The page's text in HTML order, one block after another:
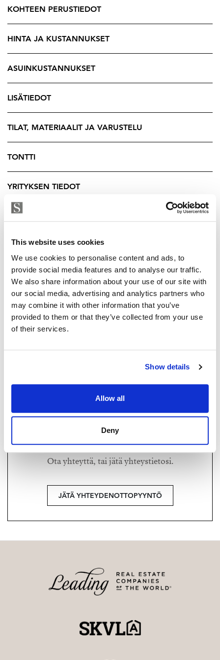
This website uses cookies
We use cookies to personalise content and ads, to
provide social media features and to analyse our traffic.
We also share information about your use of our site with
our social media, advertising and analytics partners who
may combine it with other information that you’ve
provided to them or that they’ve collected from your use
of their services.
Show details
Allow all
Deny
tuukka.hakkarainen@strand.fi
Strand Properties Brand Partner,
Tuukka Hakkarainen LKV | 3324650-9
Haluatko lisätietoja?
Ota yhteyttä, tai jätä yhteystietosi.
JÄTÄ YHTEYDENOTTOPYYNTÖ
kodinhoitohuone ja kaksi wc:tä.
Viime vuosina talossa on tehty useita remontteja, kuten
lattioiden hionta ja valkolakkaus, seinien maalaus sekä
terassin uusiminen. Valokuituyhteys takaa nopeat
nettiyhteydet, ja sähköauton latausmahdollisuus on
huomioitu.
Talo sijaitsee rauhallisella ja halutulla asuinalueella,
jossa on erinomaiset palvelut ja kulkuyhteydet. Tämä
koti on täydellinen valinta perheelle, joka arvostaa
tilaa, valoa ja viihtyisyyttä. Tartu tilaisuuteen ja tule
tutustumaan tähän ihastuttavaan kotiin!
Ylempi Kiinteistönvälittäjä, YKV LKV
Strand Properties Brand Partner
040 174 3010 – tuukka.hakkarainen@strand.fi
KOHTEEN PERUSTIEDOT
HINTA JA KUSTANNUKSET
ASUINKUSTANNUKSET
LISÄTIEDOT
TILAT, MATERIAALIT JA VARUSTELU
TONTTI
YRITYKSEN TIEDOT